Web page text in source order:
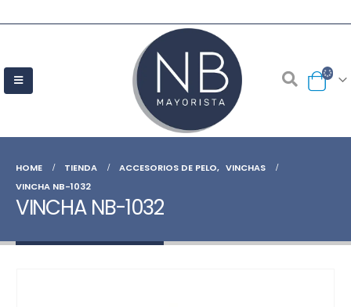
HOME TIENDA ACCESORIOS DE PELO, VINCHAS
VINCHA NB-1032
VINCHA NB-1032